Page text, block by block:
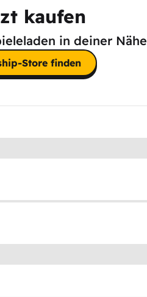
kaufen
in deiner Nähe
Store finden